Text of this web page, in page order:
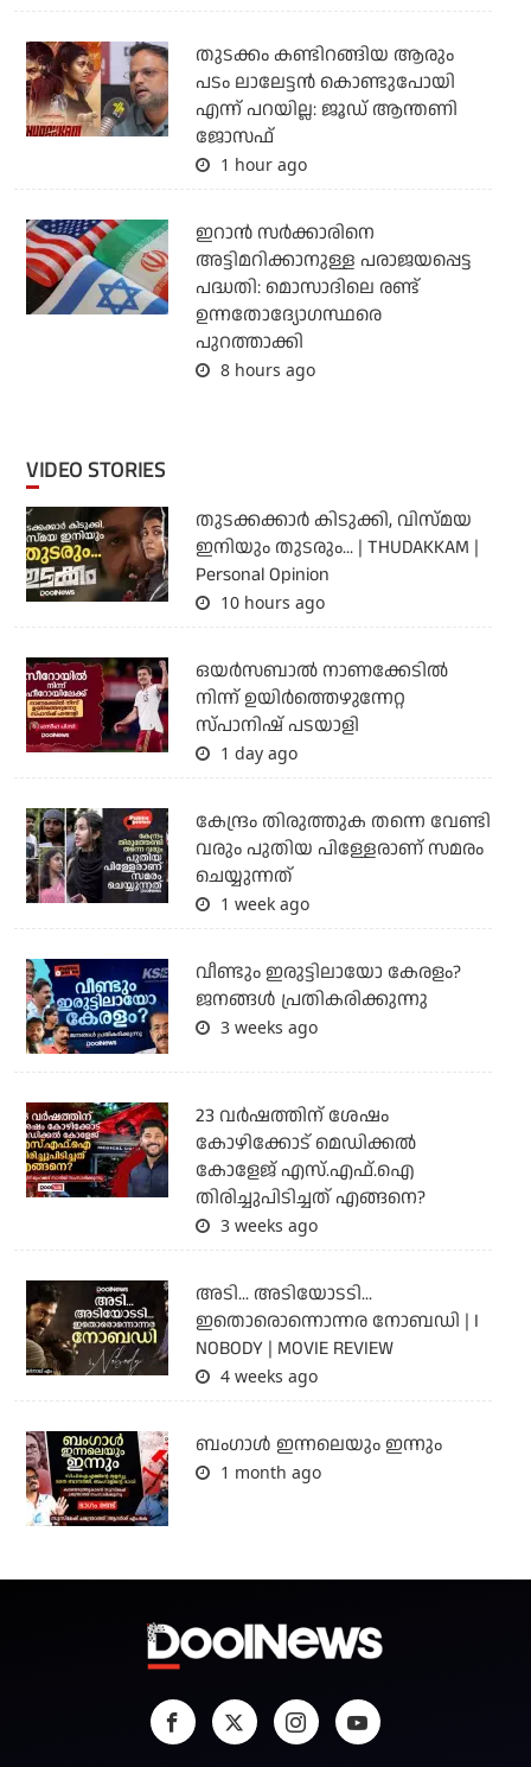
തുടക്കം കണ്ടിറങ്ങിയ ആരും
പടം ലാലേട്ടൻ കൊണ്ടുപോയി
എന്ന് പറയില്ല: ജൂഡ് ആന്തണി
ജോസഫ്
1 hour ago
ഇറാന്‍ സര്‍ക്കാരിനെ
അട്ടിമറിക്കാനുള്ള പരാജയപ്പെട്ട
പദ്ധതി: മൊസാദിലെ രണ്ട്
ഉന്നതോദ്യോഗസ്ഥരെ
പുറത്താക്കി
8 hours ago
VIDEO STORIES
തുടക്കക്കാര്‍ കിടുക്കി, വിസ്മയ
ഇനിയും തുടരും... | THUDAKKAM |
Personal Opinion
10 hours ago
ഒയര്‍സബാൽ നാണക്കേടിൽ
നിന്ന് ഉയിർത്തെഴുന്നേറ്റ
സ്പാനിഷ് പടയാളി
1 day ago
കേന്ദ്രം തിരുത്തുക തന്നെ വേണ്ടി
വരും പുതിയ പിള്ളേരാണ് സമരം
ചെയ്യുന്നത്
1 week ago
വീണ്ടും ഇരുട്ടിലായോ കേരളം?
ജനങ്ങൾ പ്രതികരിക്കുന്നു
3 weeks ago
23 വർഷത്തിന് ശേഷം
കോഴിക്കോട് മെഡിക്കൽ
കോളേജ് എസ്.എഫ്.ഐ
തിരിച്ചുപിടിച്ചത് എങ്ങനെ?
3 weeks ago
അടി... അടിയോടടി...
ഇതൊരൊന്നൊന്നര നോബഡി | I
NOBODY | MOVIE REVIEW
4 weeks ago
ബംഗാള്‍ ഇന്നലെയും ഇന്നും
1 month ago